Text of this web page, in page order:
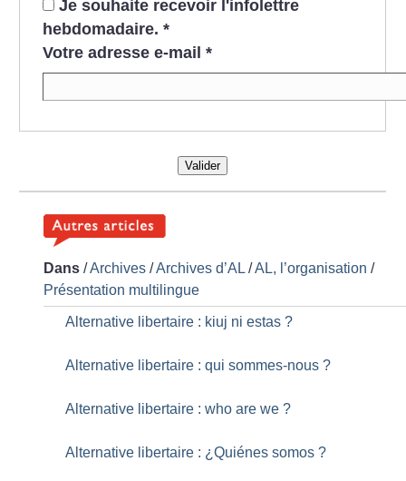
Je souhaite recevoir l'infolettre
hebdomadaire. *
Votre adresse e-mail *
Valider
Dans /Archives /Archives d’AL /AL, l’organisation /
Présentation multilingue
Alternative libertaire : kiuj ni estas ?
Alternative libertaire : qui sommes-nous ?
Alternative libertaire : who are we ?
Alternative libertaire : ¿Quiénes somos ?